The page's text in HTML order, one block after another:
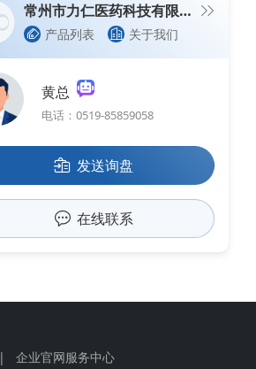
常州市力仁医药科技有限公司（生产型企业）
产品列表 关于我们
黄总
电话：0519-85859058
发送询盘
在线联系
| 企业官网服务中心